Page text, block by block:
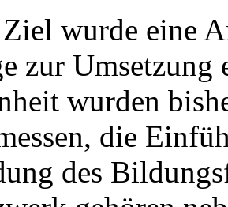
wurde eine
zur
wurden
die
des